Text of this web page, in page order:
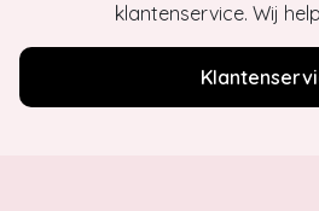
klantenservice. Wij